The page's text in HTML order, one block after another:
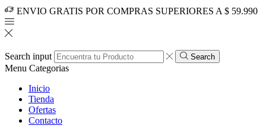
ENVIO GRATIS POR COMPRAS SUPERIORES A $ 59.990
Search input Search
Menu Categorias
Inicio
Tienda
Ofertas
Contacto